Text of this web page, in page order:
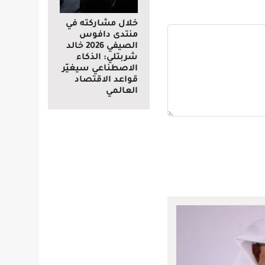
خلال مشاركته في
منتدى دافوس
الصيفي 2026 خالد
شربتلي: الذكاء
الاصطناعي سيغيّر
قواعد الاقتصاد
العالمي